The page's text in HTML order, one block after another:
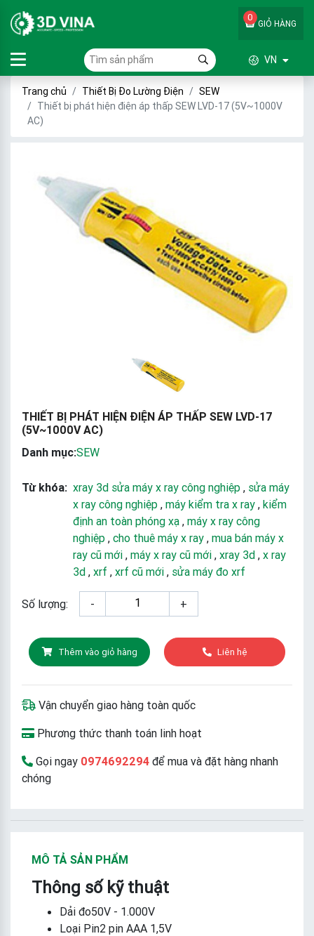
GIỎ HÀNG
0
VN
Trang chủ Thiết Bị Đo Lường Điện
SEW
Thiết bị phát hiện điện áp thấp SEW LVD-17 (5V~1000V
AC)
THIẾT BỊ PHÁT HIỆN ĐIỆN ÁP THẤP SEW LVD-17
(5V~1000V AC)
Danh mục:SEW
Từ khóa: xray 3d sửa máy x ray công nghiệp , sửa máy
x ray công nghiệp , máy kiểm tra x ray , kiểm
định an toàn phóng xạ , máy x ray công
nghiệp , cho thuê máy x ray , mua bán máy x
ray cũ mới , máy x ray cũ mới , xray 3d , x ray
3d , xrf , xrf cũ mới , sửa máy đo xrf
Số lượng: - +
Thêm vào giỏ hàng Liên hệ
Vận chuyển giao hàng toàn quốc
Phương thức thanh toán linh hoạt
Gọi ngay 0974692294 để mua và đặt hàng nhanh
chóng
MÔ TẢ SẢN PHẨM
Thông số kỹ thuật
Dải đo50V - 1.000V
Loại Pin2 pin AAA 1,5V